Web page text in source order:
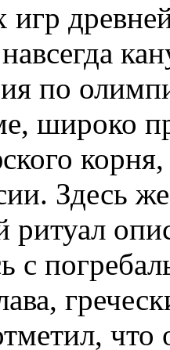
по
широко
Здесь
ритуал
с
что